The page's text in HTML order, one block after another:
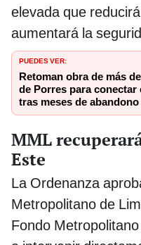
elevada que
aumentará la
PUEDES VER:
Retoman obra de más
de Porres para conectar
tras meses de abandono
MML
Este
La Ordenanza
Metropolitano de
Fondo